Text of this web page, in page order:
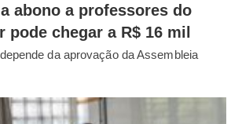
abono a professores do
pode chegar a R$ 16 mil
da aprovação da Assembleia